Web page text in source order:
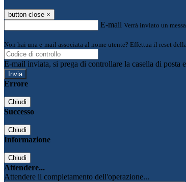
button close ×
E-mail Verrà inviato un
Non hai una e-mail associata al nome utente? Effettua il reset
E-mail inviata, si prega di controllare la casella di posta
Errore
Chiudi
Successo
Chiudi
Informazione
Chiudi
Attendere...
Attendere il completamento dell'operazione...